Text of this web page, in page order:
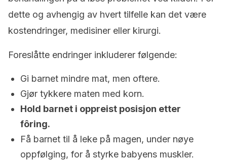
dette og avhengig av hvert tilfelle kan det være
kostendringer, medisiner eller kirurgi.
Foreslåtte endringer inkluderer følgende:
Gi barnet mindre mat, men oftere.
Gjør tykkere maten med korn.
Hold barnet i oppreist posisjon etter
fôring.
Få barnet til å leke på magen, under nøye
oppfølging, for å styrke babyens muskler.